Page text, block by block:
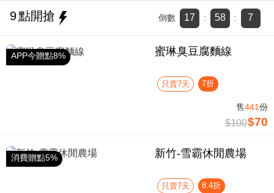
9點開搶 倒數 17 : 58 : 7
APP今贈點8% 蜜琳臭豆腐麵線
只賣7天 7折
售441份
$100$70
消費贈點5% 新竹-雪霸休閒農場
只賣7天 8.4折